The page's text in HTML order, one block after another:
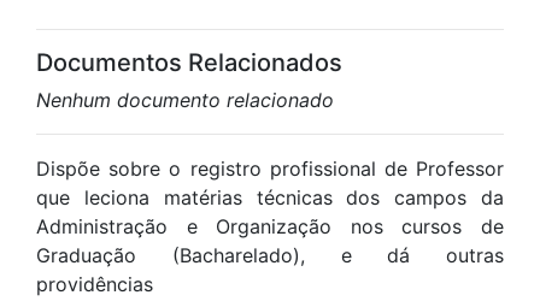
Documentos Relacionados
Nenhum documento relacionado
Dispõe sobre o registro profissional de Professor
que leciona matérias técnicas dos campos da
Administração e Organização nos cursos de
Graduação (Bacharelado), e dá outras
providências